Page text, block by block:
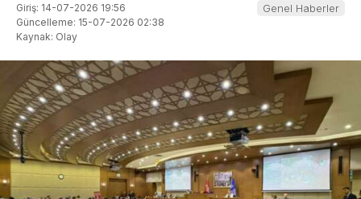
Giriş: 14-07-2026 19:56
Güncelleme: 15-07-2026 02:38
Kaynak: Olay
Genel Haberler